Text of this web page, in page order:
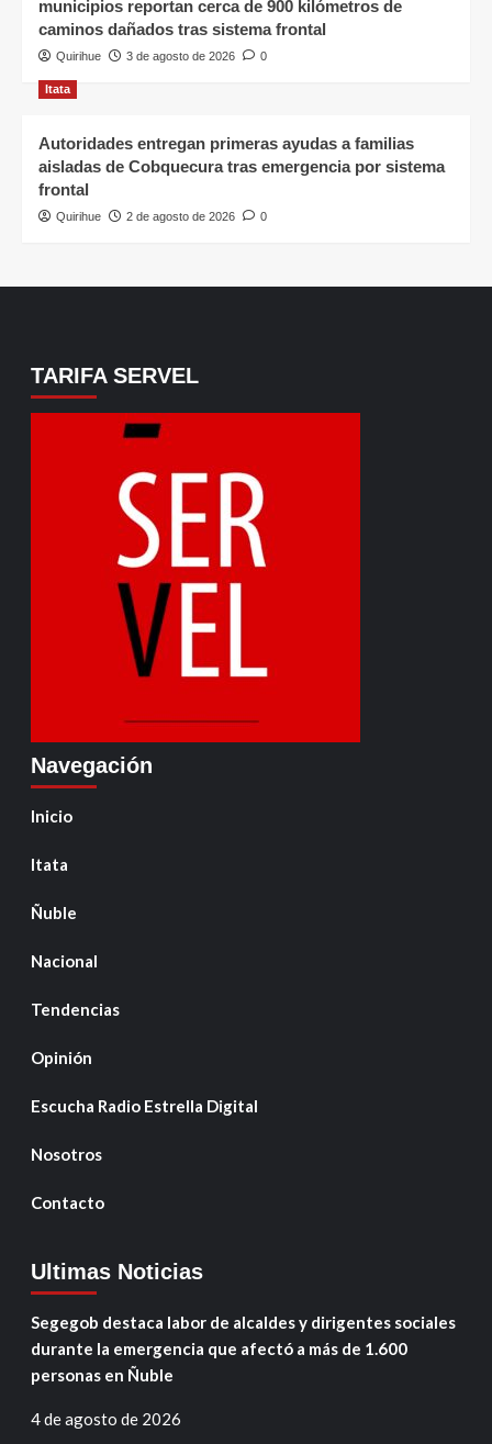
municipios reportan cerca de 900 kilómetros de
caminos dañados tras sistema frontal
Quirihue 3 de agosto de 2026 0
Itata
Autoridades entregan primeras ayudas a familias
aisladas de Cobquecura tras emergencia por sistema
frontal
Quirihue 2 de agosto de 2026 0
TARIFA SERVEL
Navegación
Inicio
Itata
Ñuble
Nacional
Tendencias
Opinión
Escucha Radio Estrella Digital
Nosotros
Contacto
Ultimas Noticias
Segegob destaca labor de alcaldes y dirigentes sociales
durante la emergencia que afectó a más de 1.600
personas en Ñuble
4 de agosto de 2026